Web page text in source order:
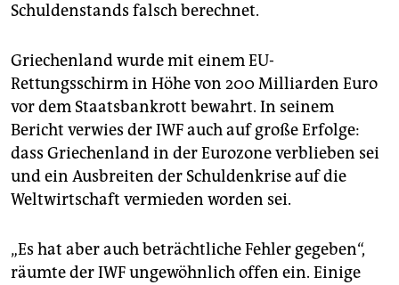
Schuldenstands falsch berechnet.
Griechenland wurde mit einem EU-
Rettungsschirm in Höhe von 200 Milliarden Euro
vor dem Staatsbankrott bewahrt. In seinem
Bericht verwies der IWF auch auf große Erfolge:
dass Griechenland in der Eurozone verblieben sei
und ein Ausbreiten der Schuldenkrise auf die
Weltwirtschaft vermieden worden sei.
„Es hat aber auch beträchtliche Fehler gegeben“,
räumte der IWF ungewöhnlich offen ein. Einige